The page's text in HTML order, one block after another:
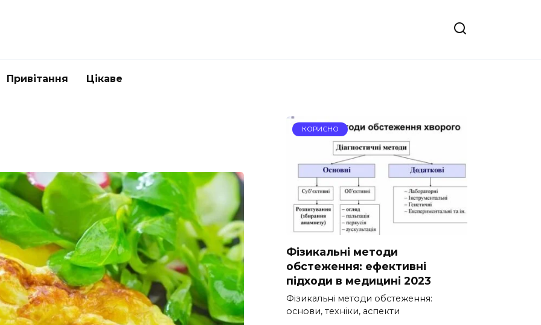
Привітання Цікаве
КОРИСНО
Фізикальні методи
обстеження: ефективні
підходи в медицині 2023
Фізикальні методи обстеження:
основи, техніки, аспекти